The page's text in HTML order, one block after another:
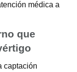
médica a
que
captación